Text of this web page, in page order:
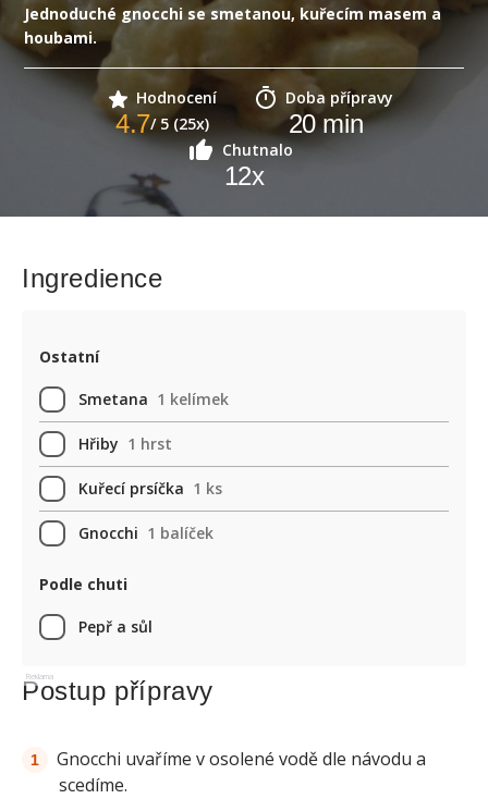
Jednoduché gnocchi se smetanou, kuřecím masem a
houbami.
Hodnocení
4.7/ 5 (25x)
Doba přípravy
20min
Chutnalo
12x
Ingredience
Ostatní
Smetana 1 kelímek
Hřiby 1 hrst
Kuřecí prsíčka 1 ks
Gnocchi 1 balíček
Podle chuti
Pepř a sůl
Reklama
Postup přípravy
Gnocchi uvaříme v osolené vodě dle návodu a
scedíme.